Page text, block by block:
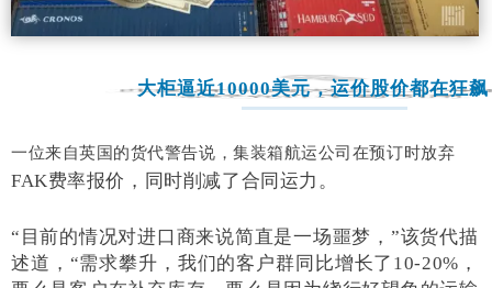
大柜逼近10000美元，运价股价都在狂飙
一位来自英国的货代警告说，集装箱航运公司在预订时放弃
FAK费率报价，同时削减了合同运力。
“目前的情况对进口商来说简直是一场噩梦，”该货代描
述道，“需求攀升，我们的客户群同比增长了10-20%，